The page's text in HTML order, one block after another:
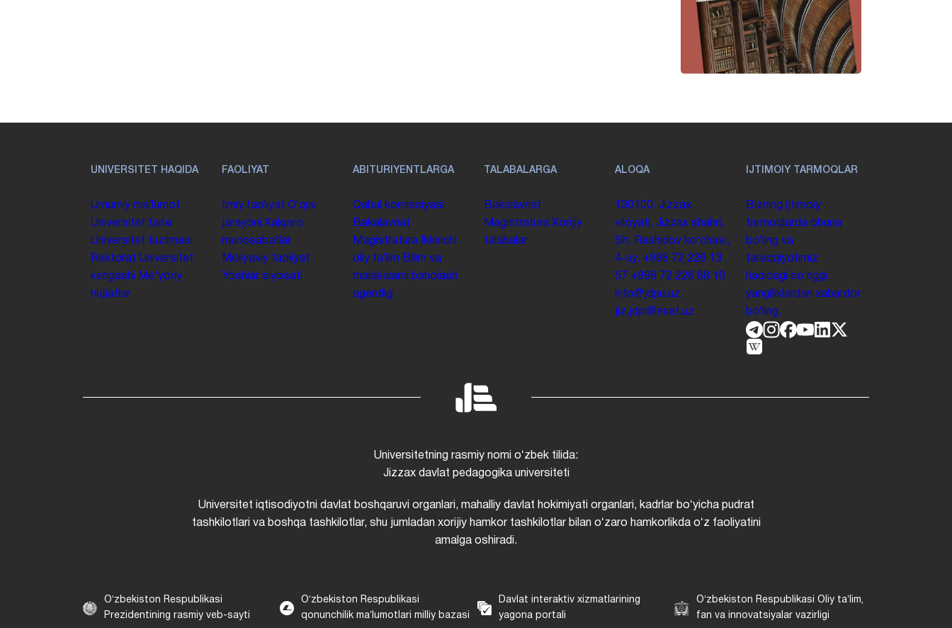
UNIVERSITET HAQIDA
Umumiy maʼlumot
Universitet tarixi
Universitet tuzilmasi
Rektorat Universitet
kengashi
Me'yoriy
hujjatlar
FAOLIYAT
Ilmiy faoliyat Oʻquv
jarayoni Xalqaro
munosabatlar
Moliyaviy faoliyat
Yoshlar siyosati
ABITURIYENTLARGA
Qabul komissiyasi
Bakalavriat
Magistratura
Ikkinchi
oliy taʼlim Bilim va
malakalarni baholash
agentligi
TALABALARGA
Bakalavriat
Magistratura Xorijiy
talabalar
ALOQA
130100. Jizzax
viloyati, Jizzax shahri,
Sh. Rashidov koʻchasi,
4-uy. +998 72 226 13
57 +998 72 226 68 10
info@jdpu.uz
jiz.jdpi@exat.uz
IJTIMOIY TARMOQLAR
Bizning ijtimoiy
tarmoqlarda obuna
boʻling va
taraqqiyotimiz
haqidagi soʻnggi
yangiliklardan xabardor
boʻling.
Universitetning rasmiy nomi oʻzbek tilida:
Jizzax davlat pedagogika universiteti
Universitet iqtisodiyotni davlat boshqaruvi organlari, mahalliy davlat hokimiyati organlari, kadrlar boʻyicha pudrat
tashkilotlari va boshqa tashkilotlar, shu jumladan xorijiy hamkor tashkilotlar bilan oʻzaro hamkorlikda oʻz faoliyatini
amalga oshiradi.
Oʻzbekiston Respublikasi
Prezidentining rasmiy veb-sayti
Oʻzbekiston Respublikasi
qonunchilik maʼlumotlari milliy bazasi
Davlat interaktiv xizmatlarining
yagona portali
Oʻzbekiston Respublikasi Oliy taʼlim,
fan va innovatsiyalar vazirligi